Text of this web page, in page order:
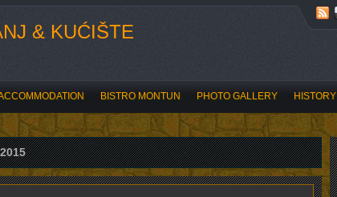
& KUĆIŠTE
BISTRO MONTUN PHOTO GALLERY HISTORY
BOĆARI OTVORILI ROZARIADU